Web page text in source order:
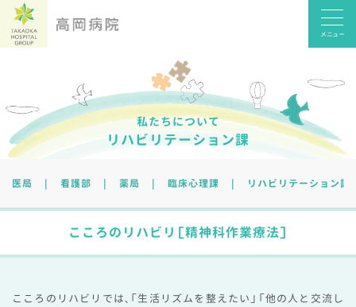
メニュー
私たちについて
リハビリテーション課
医局 看護部 薬局 臨床心理課 リハビリテーション課
こころのリハビリ［精神科作業療法］
こころのリハビリでは、「生活リズムを整えたい」「他の人と交流し